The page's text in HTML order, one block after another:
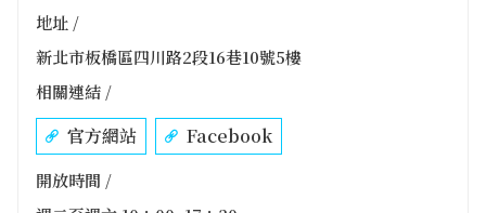
地址 /
新北市板橋區四川路2段16巷10號5樓
相關連結 /
官方網站 Facebook
開放時間 /